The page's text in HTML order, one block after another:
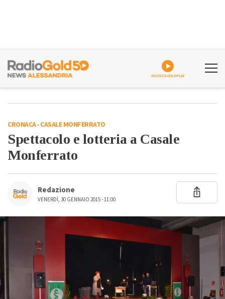
ASCOLTA GOLDPLAY
CRONACA-CASALE MONFERRATO
Spettacolo e lotteria a Casale
Monferrato
Redazione
VENERDÌ, 30 GENNAIO 2015 - 11:00